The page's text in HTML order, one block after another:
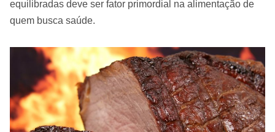
equilibradas deve ser fator primordial na alimentação de
quem busca saúde.